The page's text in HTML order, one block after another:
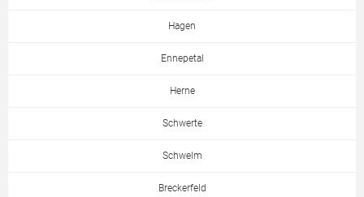
Hagen
Ennepetal
Herne
Schwerte
Schwelm
Breckerfeld